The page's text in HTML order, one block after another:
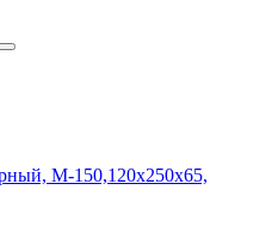
М-150,120x250x65,